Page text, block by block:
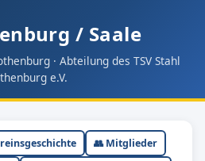
/ Saale
· Abteilung des TSV Stahl
e.V.
👥 Mitglieder